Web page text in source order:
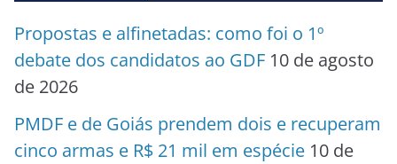
Propostas e alfinetadas: como foi o 1º
debate dos candidatos ao GDF 10 de agosto
de 2026
PMDF e de Goiás prendem dois e recuperam
cinco armas e R$ 21 mil em espécie 10 de